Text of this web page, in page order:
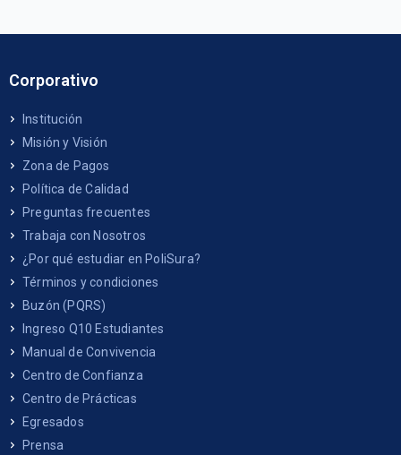
Corporativo
Institución
Misión y Visión
Zona de Pagos
Política de Calidad
Preguntas frecuentes
Trabaja con Nosotros
¿Por qué estudiar en PoliSura?
Términos y condiciones
Buzón (PQRS)
Ingreso Q10 Estudiantes
Manual de Convivencia
Centro de Confianza
Centro de Prácticas
Egresados
Prensa